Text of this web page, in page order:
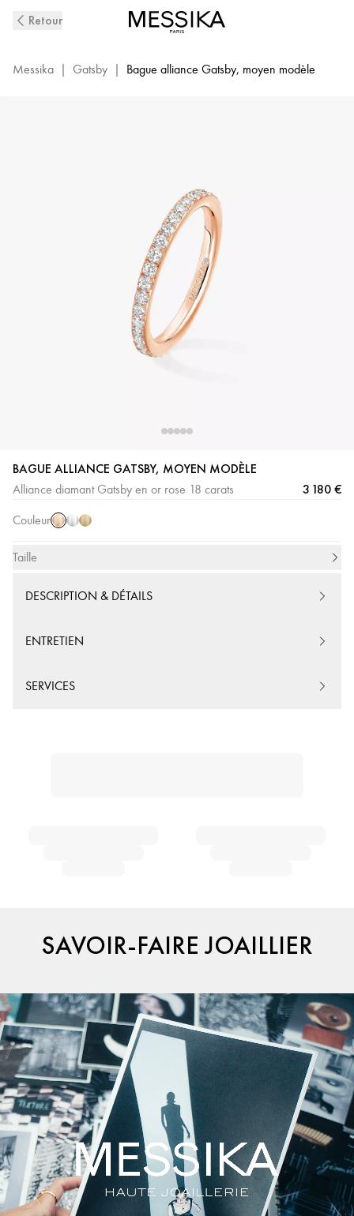
GatsbyRetour
Messika | Gatsby | Bague alliance Gatsby, moyen modèle
BAGUE ALLIANCE GATSBY, MOYEN MODÈLE
Alliance diamant Gatsby en or rose 18 carats 3 180 €
Couleur
Or
Rose
Or
Taille
DESCRIPTION & DÉTAILS
ENTRETIEN
SERVICES
SAVOIR-FAIRE JOAILLIER